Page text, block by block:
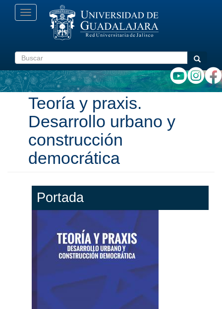
Pasar
Toggle
navigation
Buscar Buscar
Teoría y praxis.
Desarrollo urbano y
construcción
democrática
Portada